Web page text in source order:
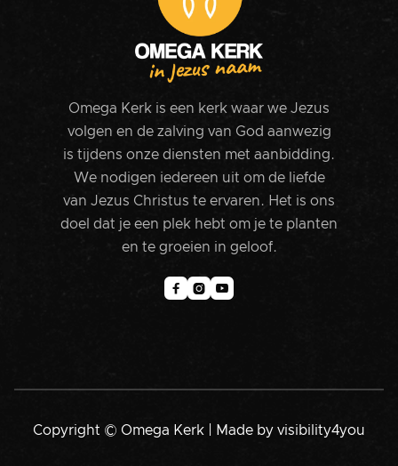
Omega Kerk is een kerk waar we Jezus
volgen en de zalving van God aanwezig
is tijdens onze diensten met aanbidding.
We nodigen iedereen uit om de liefde
van Jezus Christus te ervaren. Het is ons
doel dat je een plek hebt om je te planten
en te groeien in geloof.
  
Copyright © Omega Kerk | Made by visibility4you